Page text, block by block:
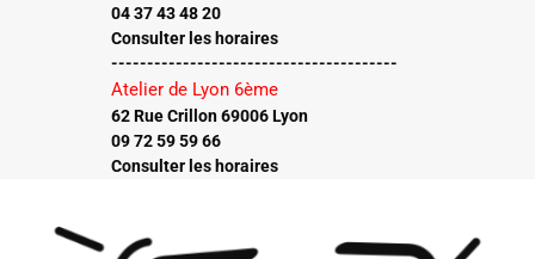
04 37 43 48 20
Consulter les horaires
----------------------------------------
Atelier de Lyon 6ème
62 Rue Crillon 69006 Lyon
09 72 59 59 66
Consulter les horaires